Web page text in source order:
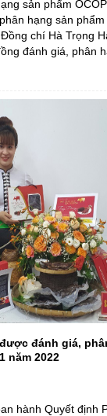
sản phẩm
hạng sản
chí Hà Trọng
đánh giá, phân
đánh giá,
năm 2022
hành Quyết định